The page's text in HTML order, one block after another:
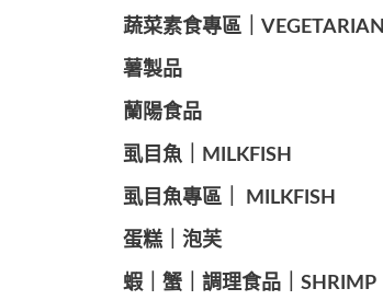
蔬菜素食專區｜VEGETARIAN
️薯製品
蘭陽食品
️虱目魚｜MILKFISH
️虱目魚專區｜ MILKFISH
️蛋糕｜泡芙
️蝦｜蟹｜調理食品｜SHRIMP